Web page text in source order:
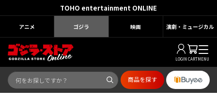
TOHO entertainment ONLINE
アニメ ゴジラ 映画 演劇・ミュージカル
LOGIN CARTMENU
商品を探す